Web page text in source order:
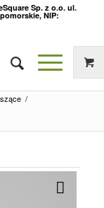
Sp. z o.o. ul.
NIP:
/